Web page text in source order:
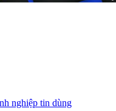
nghiệp tin dùng